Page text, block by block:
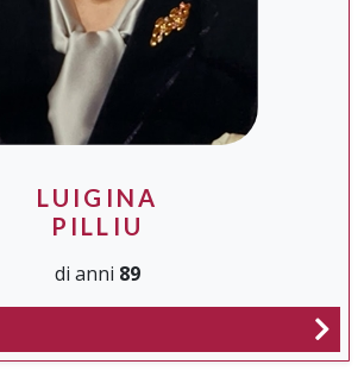
LUIGINA
PILLIU
di anni 89